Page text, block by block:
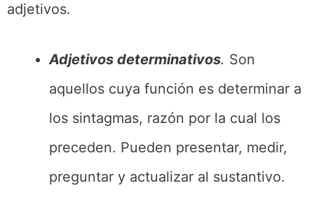
adjetivos.
Adjetivos determinativos. Son
aquellos cuya función es determinar a
los sintagmas, razón por la cual los
preceden. Pueden presentar, medir,
preguntar y actualizar al sustantivo.